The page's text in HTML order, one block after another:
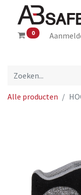
0
Alle producten